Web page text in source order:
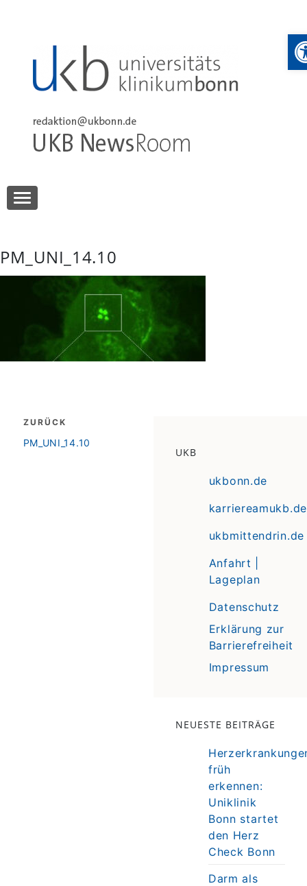
UKB NewsRoom
PM_UNI_14.10
Beitragsnavigation
ZURÜCK
zurück
PM_UNI_14.10
UKB
ukbonn.de
karriereamukb.de
ukbmittendrin.de
Anfahrt |
Lageplan
Datenschutz
Erklärung zur
Barrierefreiheit
Impressum
NEUESTE BEITRÄGE
früh
erkennen:
Uniklinik
Bonn startet
den Herz
Check Bonn
Darm als